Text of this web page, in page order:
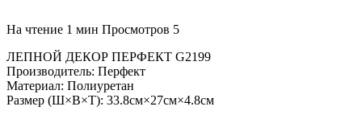
На чтение 1 мин Просмотров 5
ЛЕПНОЙ ДЕКОР ПЕРФЕКТ G2199
Производитель: Перфект
Материал: Полиуретан
Размер (Ш×В×Т): 33.8см×27см×4.8см